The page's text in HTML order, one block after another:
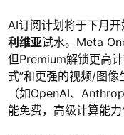
AI订阅计划将于下月
利维亚试水。Meta
但Premium解锁更高
式”和更强的视频/图
（如OpenAI、
能免费，高级计算能力